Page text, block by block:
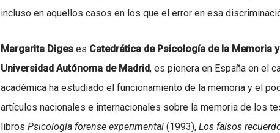
incluso en aquellos casos en los que el error en esa
Margarita Diges es Catedrática de Psicología de la Memoria
Universidad Autónoma de Madrid, es pionera en España en el
académica ha estudiado el funcionamiento de la memoria y el
artículos nacionales e internacionales sobre la memoria de los
libros Psicología forense experimental (1993), Los falsos